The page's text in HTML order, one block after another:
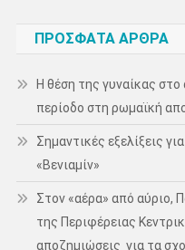
ΠΡΌΣΦΑΤΑ ΆΡΘΡΑ
Η θέση της γυναίκας
περίοδο στη ρωμαϊκή
Σημαντικές εξελίξεις
«Βενιαμίν»
Στον «αέρα» από αύριο,
της Περιφέρειας
αποζημιώσεις για τα